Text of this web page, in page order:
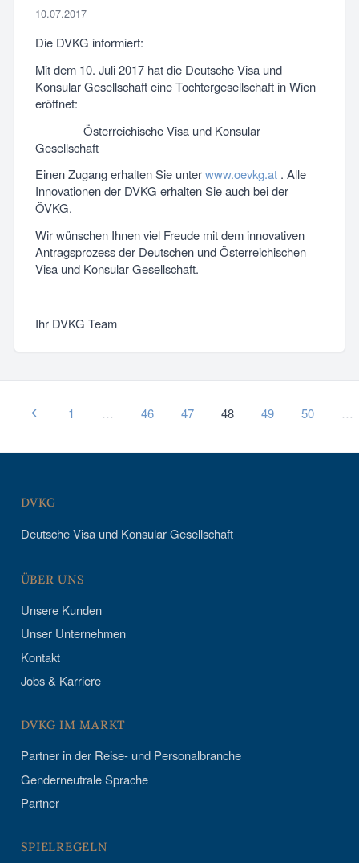
10.07.2017
Die DVKG informiert:
Mit dem 10. Juli 2017 hat die Deutsche Visa und
Konsular Gesellschaft eine Tochtergesellschaft in Wien
eröffnet:
Österreichische Visa und Konsular
Gesellschaft
Einen Zugang erhalten Sie unterwww.oevkg.at. Alle
Innovationen der DVKG erhalten Sie auch bei der
ÖVKG.
Wir wünschen Ihnen viel Freude mit dem innovativen
Antragsprozess der Deutschen und Österreichischen
Visa und Konsular Gesellschaft.
Ihr DVKG Team
1 … 46 47 48 49 50 …
DVKG
Deutsche Visa und Konsular Gesellschaft
ÜBER UNS
Unsere Kunden
Unser Unternehmen
Kontakt
Jobs & Karriere
DVKG IM MARKT
Partner in der Reise- und Personalbranche
Genderneutrale Sprache
Partner
SPIELREGELN